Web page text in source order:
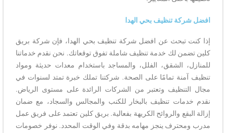
افضل شركة تنظيف بحي الهدا
إذا كنت تبحث عن افضل شركة تنظيف بحي الهدا، فإن شركة بريق
كلين تضمن لك خدمة تنظيف شاملة تفوق توقعاتك. نحن نقدم خدماتنا
للمنازل، الشقق، الفلل، والمساجد باستخدام معدات حديثة ومواد
تنظيف آمنة تمامًا على الصحة. شركتنا تملك خبرة تمتد لسنوات في
مجال التنظيف وتعتبر من الشركات الرائدة على مستوى الرياض.
نقدم خدمات تنظيف بالبخار للكنب والمجالس والسجاد، مع ضمان
إزالة البقع والروائح الكريهة بفعالية. بريق كلين تعتمد على فريق عمل
مدرب ومحترف ينجز مهامه بدقة وفي الوقت المحدد. نوفر خصومات